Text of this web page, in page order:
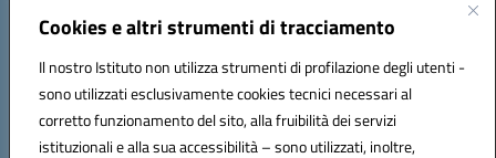
Cookies e altri strumenti di tracciamento
Il nostro Istituto non utilizza strumenti di profilazione degli utenti -
sono utilizzati esclusivamente cookies tecnici necessari al
corretto funzionamento del sito, alla fruibilità dei servizi
istituzionali e alla sua accessibilità – sono utilizzati, inoltre,
Indirizzo:Via Generale Francesco Rotundi 4, 71121 Foggia (FG)
Posta elettronica certificata (PEC):fgtf13000c@pec.istruzione.it
Codice fiscale: 94090750715
Codice meccanografico: FGTF13000C